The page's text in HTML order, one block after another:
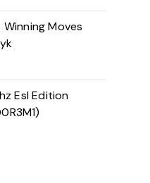
Moves
Esl Edition